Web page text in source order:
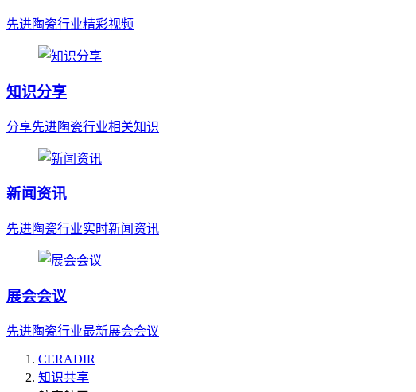
先进陶瓷行业精彩视频
知识分享
分享先进陶瓷行业相关知识
新闻资讯
先进陶瓷行业实时新闻资讯
展会会议
先进陶瓷行业最新展会会议
CERADIR
知识共享